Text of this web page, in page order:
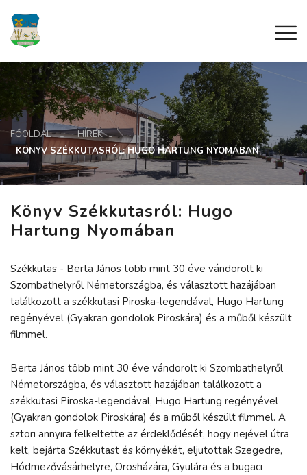
FŐOLDAL
HÍREK
KÖNYV SZÉKKUTASRÓL: HUGO HARTUNG NYOMÁBAN
Könyv Székkutasról: Hugo
Hartung Nyomában
Székkutas - Berta János több mint 30 éve vándorolt ki
Szombathelyről Németországba, és választott hazájában
találkozott a székkutasi Piroska-legendával, Hugo Hartung
regényével (Gyakran gondolok Piroskára) és a műből készült
filmmel.
Berta János több mint 30 éve vándorolt ki Szombathelyről
Németországba, és választott hazájában találkozott a
székkutasi Piroska-legendával, Hugo Hartung regényével
(Gyakran gondolok Piroskára) és a műből készült filmmel. A
sztori annyira felkeltette az érdeklődését, hogy nejével útra
kelt, bejárta Székkutast és környékét, eljutottak Szegedre,
Hódmezővásárhelyre, Orosházára, Gyulára és a bugaci